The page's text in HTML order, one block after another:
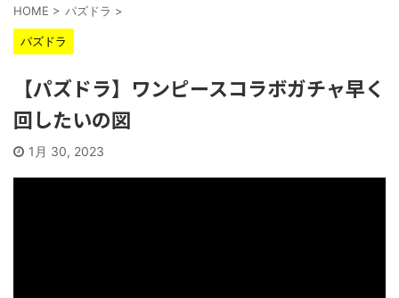
HOME > パズドラ >
パズドラ
【パズドラ】ワンピースコラボガチャ早く
回したいの図
1月 30, 2023